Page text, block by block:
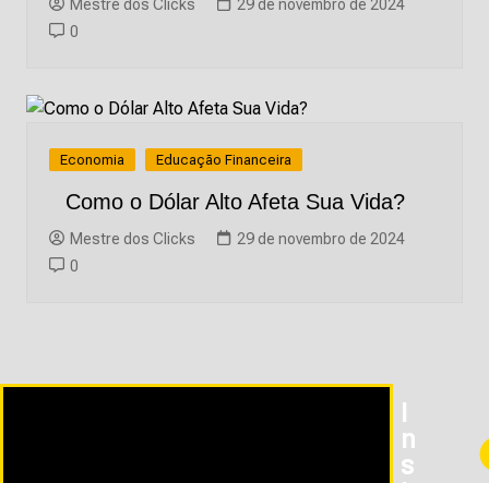
Mestre dos Clicks
29 de novembro de 2024
0
Economia Educação Financeira
Como o Dólar Alto Afeta Sua Vida?
Mestre dos Clicks
29 de novembro de 2024
0
N
S